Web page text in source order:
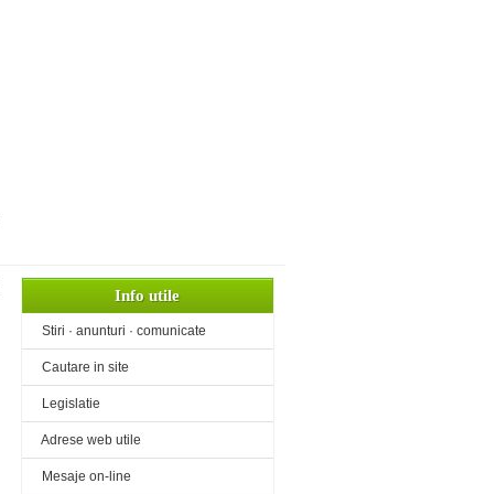
Info utile
Stiri · anunturi · comunicate
Cautare in site
Legislatie
Adrese web utile
Mesaje on-line